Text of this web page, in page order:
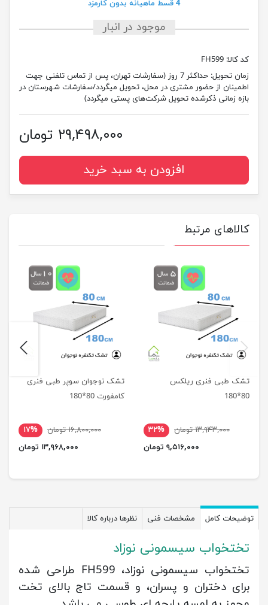
4 قسط ماهیانه بدون کارمزد
موجود در انبار
کد کالا: FH599
زمان تحویل:
حداکثر 7 روز (سفارشات تهران، پس از تماس تلفنی جهت
اطمینان از حضور مشتری در محل، تحویل میگردد/سفارشات شهرستان در
بازه زمانی ذکرشده تحویل شرکت‌های پستی میگردد)
۲۹,۴۹۸,۰۰۰ تومان
افزودن به سبد خرید
کالاهای مرتبط
تشک طبی فنری ریلکس
80*180
۱۳,۹۴۳,۰۰۰ تومان
۳۲%
۹,۵۱۶,۰۰۰ تومان
تشک نوجوان سوپر طبی فنری
کامفورت 80*180
۱۶,۸۰۰,۰۰۰ تومان
۱۷%
۱۳,۹۶۸,۰۰۰ تومان
previus
توضیحات کامل مشخصات فنی نظرها درباره کالا
تختخواب سیسمونی نوزاد
تختخواب سیسمونی نوزاد، FH599 طراحی شده
برای دختران و پسران، و قسمت تاج بالای تخت